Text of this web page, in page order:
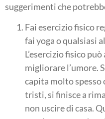
suggerimenti che
Fai esercizio fisico
fai yoga o qualsiasi
L’esercizio fisico
migliorare l’umore.
capita molto spesso
tristi, si finisce a
non uscire di casa.